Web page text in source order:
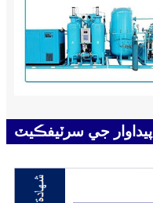
پيداوار جي سرٽيفڪيٽ